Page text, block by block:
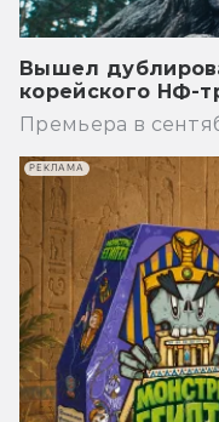
Вышел
корейского НФ-
Премьера в
РЕКЛАМА